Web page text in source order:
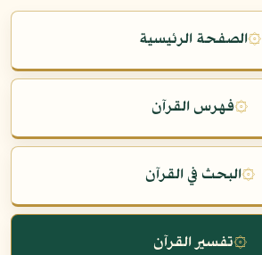
۞الصفحة الرئيسية
۞فهرس القرآن
۞البحث في القرآن
۞تفسير القرآن